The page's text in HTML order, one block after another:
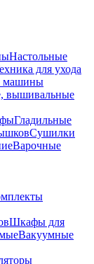
Настольные
для ухода
машины
вышивальные
Гладильные
Сушилки
Варочные
Шкафы для
Вакуумные